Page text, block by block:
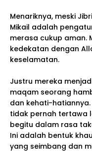
Menariknya, meski
Mikail adalah
merasa cukup aman.
kedekatan dengan
keselamatan.
Justru mereka
maqam seorang
dan kehati-
tidak pernah tertawa
begitu dalam rasa
Ini adalah bentuk
yang seimbang dan